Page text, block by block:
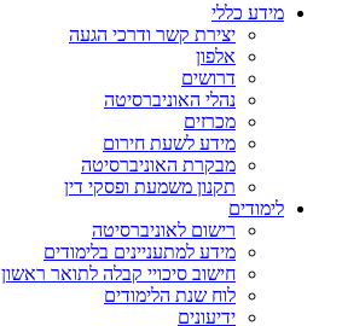
מידע כללי
יצירת קשר ודרכי הגעה
אלפון
דרושים
נהלי האוניברסיטה
מכרזים
מידע לשעת חירום
מבקרת האוניברסיטה
תקנון משמעת ופסקי דין
לימודים
רישום לאוניברסיטה
מידע למתעניינים בלימודים
חישוב סיכויי קבלה לתואר ראשון
לוח שנת הלימודים
ידיעונים